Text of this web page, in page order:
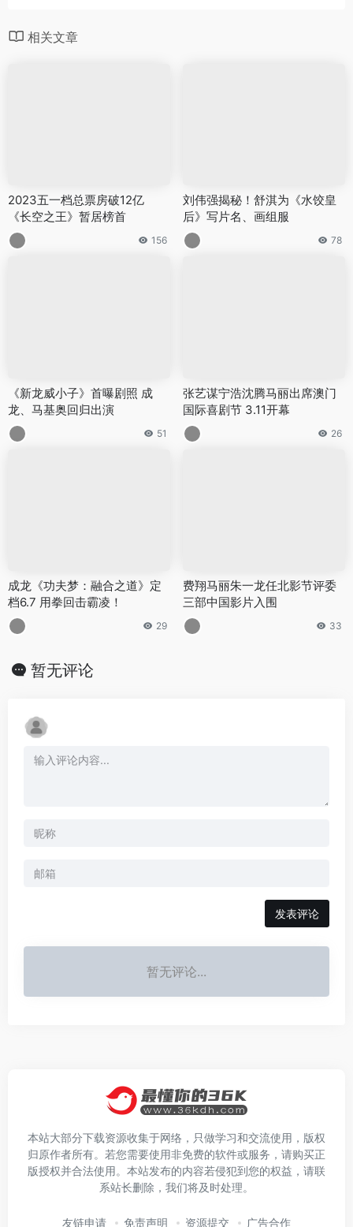
相关文章
2023五一档总票房破12亿
《长空之王》暂居榜首
156
刘伟强揭秘！舒淇为《水饺皇
后》写片名、画组服
78
《新龙威小子》首曝剧照 成
龙、马基奥回归出演
51
张艺谋宁浩沈腾马丽出席澳门
国际喜剧节 3.11开幕
26
成龙《功夫梦：融合之道》定
档6.7 用拳回击霸凌！
29
费翔马丽朱一龙任北影节评委
三部中国影片入围
33
暂无评论
发表评论
暂无评论...
本站大部分下载资源收集于网络，只做学习和交流使用，版权
归原作者所有。若您需要使用非免费的软件或服务，请购买正
版授权并合法使用。本站发布的内容若侵犯到您的权益，请联
系站长删除，我们将及时处理。
友链申请 免责声明 资源提交 广告合作